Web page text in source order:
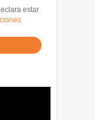
estar